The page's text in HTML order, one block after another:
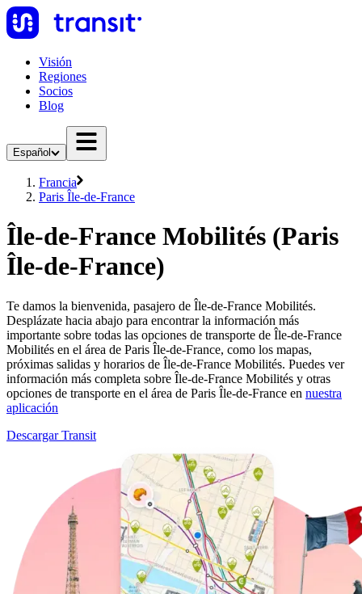
Visión
Regiones
Socios
Blog
Español
Francia
Paris Île-de-France
Île-de-France Mobilités (Paris
Île-de-France)
Te damos la bienvenida, pasajero de Île-de-France Mobilités.
Desplázate hacia abajo para encontrar la información más
importante sobre todas las opciones de transporte de Île-de-France
Mobilités en el área de Paris Île-de-France, como los mapas,
próximas salidas y horarios de Île-de-France Mobilités. Puedes ver
información más completa sobre Île-de-France Mobilités y otras
opciones de transporte en el área de Paris Île-de-France en nuestra
aplicación
Descargar Transit